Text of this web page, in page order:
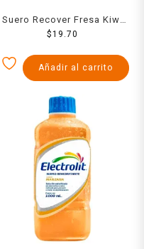
Suero Recover Fresa Kiwi
630 Ml
$19.70
Añadir al carrito